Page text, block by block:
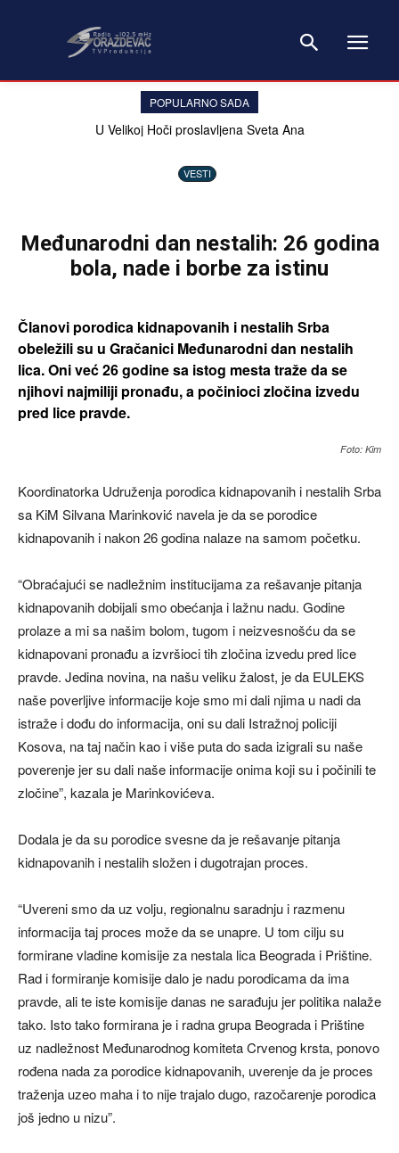
POPULARNO SADA
U Velikoj Hoči proslavljena Sveta Ana
VESTI
Međunarodni dan nestalih: 26 godina
bola, nade i borbe za istinu
Članovi porodica kidnapovanih i nestalih Srba
obeležili su u Gračanici Međunarodni dan nestalih
lica. Oni već 26 godine sa istog mesta traže da se
njihovi najmiliji pronađu, a počinioci zločina izvedu
pred lice pravde.
Foto: Kim
Koordinatorka Udruženja porodica kidnapovanih i nestalih Srba
sa KiM Silvana Marinković navela je da se porodice
kidnapovanih i nakon 26 godina nalaze na samom početku.
“Obraćajući se nadležnim institucijama za rešavanje pitanja
kidnapovanih dobijali smo obećanja i lažnu nadu. Godine
prolaze a mi sa našim bolom, tugom i neizvesnošću da se
kidnapovani pronađu a izvršioci tih zločina izvedu pred lice
pravde. Jedina novina, na našu veliku žalost, je da EULEKS
naše poverljive informacije koje smo mi dali njima u nadi da
istraže i dođu do informacija, oni su dali Istražnoj policiji
Kosova, na taj način kao i više puta do sada izigrali su naše
poverenje jer su dali naše informacije onima koji su i počinili te
zločine”, kazala je Marinkovićeva.
Dodala je da su porodice svesne da je rešavanje pitanja
kidnapovanih i nestalih složen i dugotrajan proces.
“Uvereni smo da uz volju, regionalnu saradnju i razmenu
informacija taj proces može da se unapre. U tom cilju su
formirane vladine komisije za nestala lica Beograda i Prištine.
Rad i formiranje komisije dalo je nadu porodicama da ima
pravde, ali te iste komisije danas ne sarađuju jer politika nalaže
tako. Isto tako formirana je i radna grupa Beograda i Prištine
uz nadležnost Međunarodnog komiteta Crvenog krsta, ponovo
rođena nada za porodice kidnapovanih, uverenje da je proces
traženja uzeo maha i to nije trajalo dugo, razočarenje porodica
još jedno u nizu”.